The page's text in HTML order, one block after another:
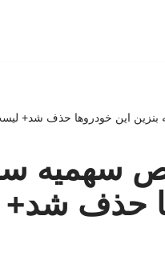
این خودروها حذف شد+
سهمیه
حذف